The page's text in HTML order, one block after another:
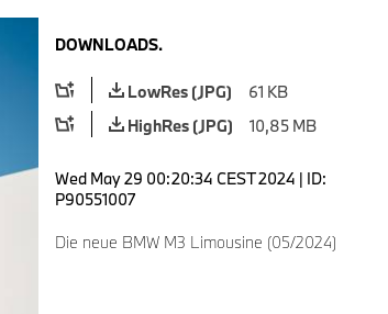
DOWNLOADS.
LowRes (JPG)
61 KB
HighRes (JPG)
10,85 MB
Wed May 29 00:20:34 CEST 2024 | ID:
P90551007
Die neue BMW M3 Limousine (05/2024)